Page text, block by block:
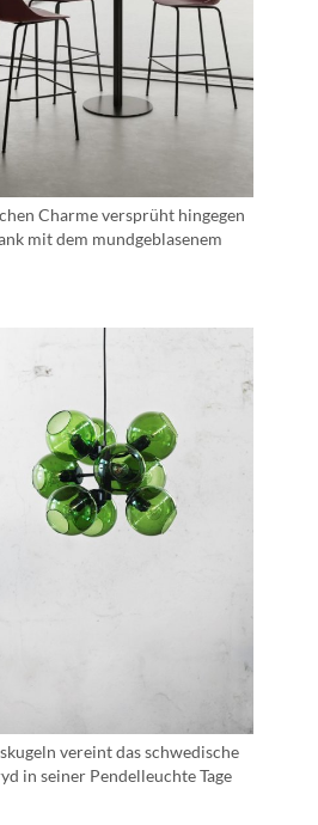
Charme versprüht hingegen
mit dem mundgeblasenem
vereint das schwedische
in seiner Pendelleuchte Tage